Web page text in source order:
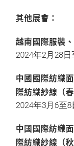
其他展會：
越南國際服裝
2024年2月28
中國國際紡織
際紡織紗線（
2024年3月6至
中國國際紡織
際紡織紗線（